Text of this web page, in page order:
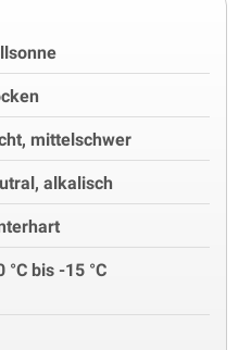
mittelschwer
alkalisch
°C bis -15 °C